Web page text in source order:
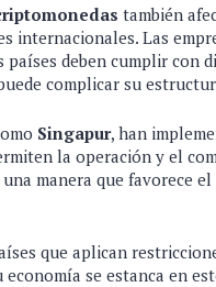
también
internacionales. Las
deben cumplir con
complicar su
Singapur, han
la operación y el
una manera que favorece
que aplican
economía se estanca en